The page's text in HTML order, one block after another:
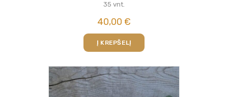
35 vnt.
40,00 €
Į KREPŠELĮ